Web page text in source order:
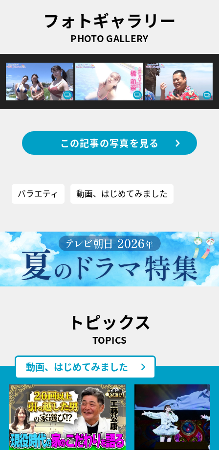
フォトギャラリー
PHOTO GALLERY
この記事の写真を見る
バラエティ 動画、はじめてみました
トピックス
TOPICS
動画、はじめてみました